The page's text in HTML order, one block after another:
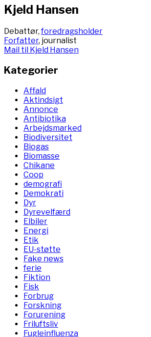
Kjeld Hansen
Debattør,foredragsholder
Forfatter, journalist
Mail til Kjeld Hansen
Kategorier
Affald
Aktindsigt
Annonce
Antibiotika
Arbejdsmarked
Biodiversitet
Biogas
Biomasse
Chikane
Coop
demografi
Demokrati
Dyr
Dyrevelfærd
Elbiler
Energi
Etik
EU-støtte
Fake news
ferie
Fiktion
Fisk
Forbrug
Forskning
Forurening
Friluftsliv
Fugleinfluenza